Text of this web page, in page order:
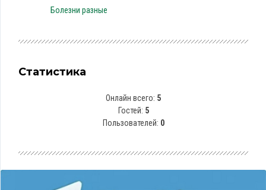
Болезни разные
Статистика
Онлайн всего: 5
Гостей: 5
Пользователей: 0